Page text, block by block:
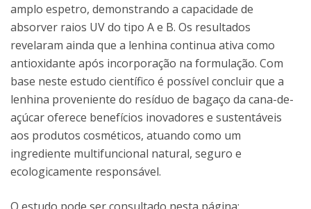
amplo espetro, demonstrando a capacidade de
absorver raios UV do tipo A e B. Os resultados
revelaram ainda que a lenhina continua ativa como
antioxidante após incorporação na formulação. Com
base neste estudo científico é possível concluir que a
lenhina proveniente do resíduo de bagaço da cana-de-
açúcar oferece benefícios inovadores e sustentáveis
aos produtos cosméticos, atuando como um
ingrediente multifuncional natural, seguro e
ecologicamente responsável.